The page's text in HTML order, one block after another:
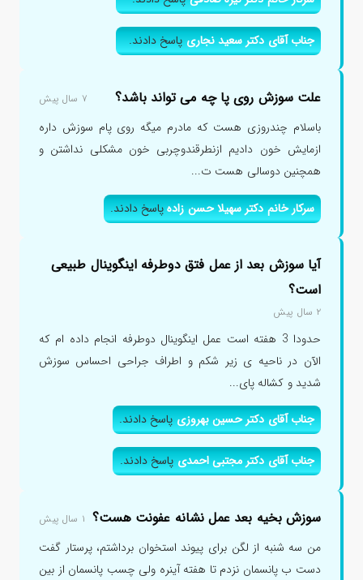
جناب آقای دکتر سعید نجاریپاسخ دادند.
علت سوزش روی پا چه می تواند باشد؟ ۷ سال پیش
باسلام چندروزی هست که مادرم میگه روی پام سوزش داره
ازمایش خون دادیم ازنطرقندوچربی خون مشکلی نداشتن و
همچنین دوسالی هست ت...
سرکار خانم دکتر سهیلا حسن زادهپاسخ دادند.
آیا سوزش بعد از عمل فتق دوطرفه اینگوینال طبیعی
است؟
۲ سال پیش
حدودا 3 هفته است عمل اینگوینال دوطرفه انجام داده ام که
الآن در ناحیه ی زیر شکم و اطراف جراحی احساس سوزش
شدید و کشاله پای...
جناب آقای دکتر حسین بهروزیپاسخ دادند.
جناب آقای دکتر مجتبی احمدیپاسخ دادند.
سوزش بخیه بعد عمل نشانه عفونت هست؟ ۱ سال پیش
من سه شنبه از لگن برای پیوند استخوان برداشتم، پرستار گفت
دست ب پانسمان نزدم تا هفته آینره ولی چسب پانسمان از بین